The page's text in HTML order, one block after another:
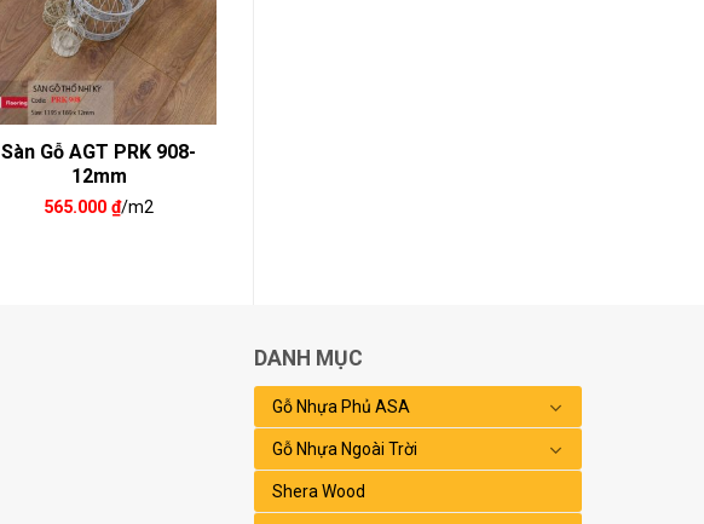
Sàn Gỗ AGT PRK 908-
12mm
565.000₫/m2
DANH MỤC
Gỗ Nhựa Phủ ASA
Gỗ Nhựa Ngoài Trời
Shera Wood